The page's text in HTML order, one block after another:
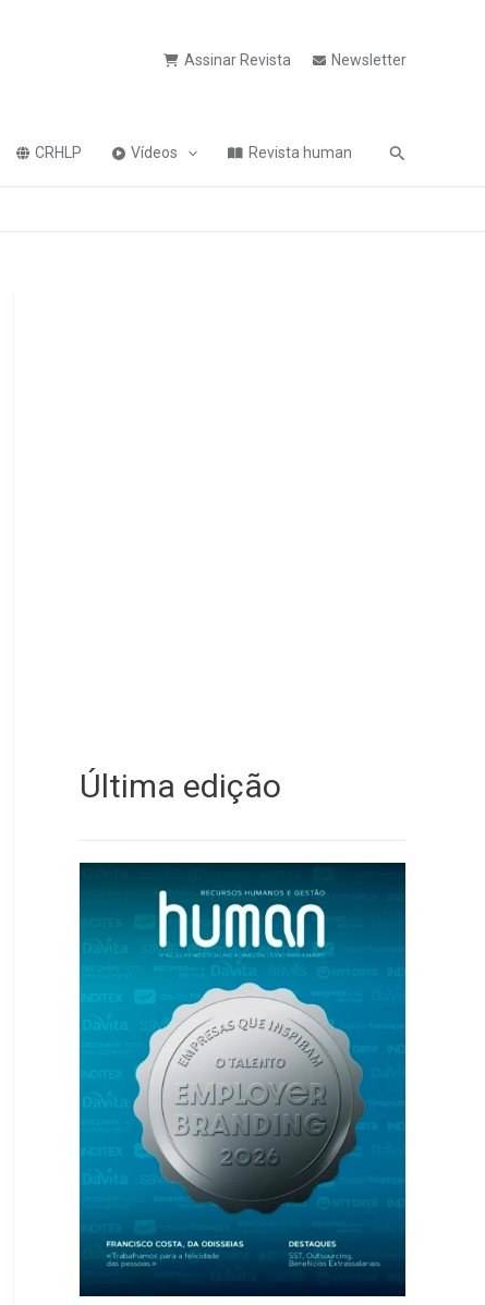
Assinar Revista Newsletter
CRHLP Vídeos Revista human Pesquisa
Última edição